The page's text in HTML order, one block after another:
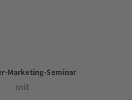
Marketing-Seminar
mit